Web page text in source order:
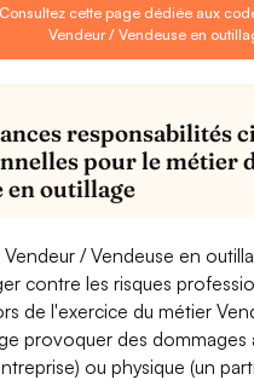
Consultez cette page dédiée aux
Vendeur / Vendeuse en
responsabilités
pour le métier
en outillage
/ Vendeuse en
contre les risques
de l'exercice du métier
provoquer des dommages
ou physique (un